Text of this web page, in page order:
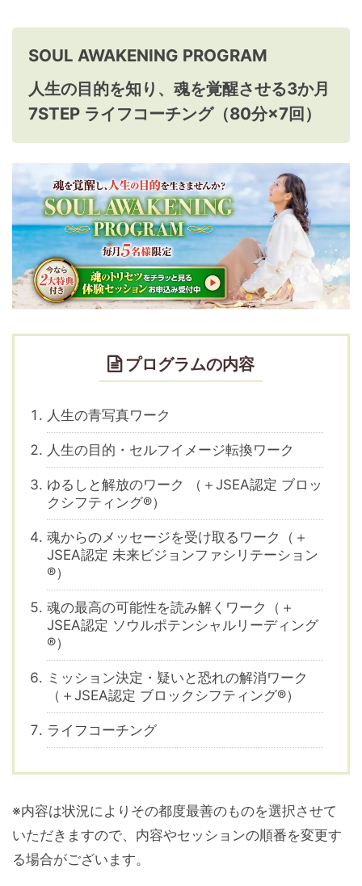
SOUL AWAKENING PROGRAM
人生の目的を知り、魂を覚醒させる3か月
7STEP ライフコーチング（80分×7回）
プログラムの内容
人生の青写真ワーク
人生の目的・セルフイメージ転換ワーク
ゆるしと解放のワーク （＋JSEA認定 ブロッ
クシフティング®）
魂からのメッセージを受け取るワーク（＋
JSEA認定 未来ビジョンファシリテーション
®）
魂の最高の可能性を読み解くワーク（＋
JSEA認定 ソウルポテンシャルリーディング
®）
ミッション決定・疑いと恐れの解消ワーク
（＋JSEA認定 ブロックシフティング®）
ライフコーチング
※内容は状況によりその都度最善のものを選択させて
いただきますので、内容やセッションの順番を変更す
る場合がございます。